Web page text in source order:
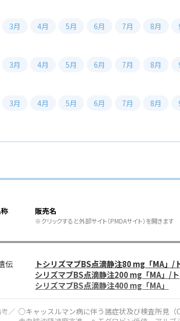
3月 4月 5月 6月 7月 8月
3月 4月 5月 6月 7月 8月
3月 4月 5月 6月 7月 8月
販売名
※クリックすると外部サイト（PMDAサイト）を開きます
伝
トシリズマブBS点滴静注80 mg「MA」/
シリズマブBS点滴静注200 mg「MA」/ト
シリズマブBS点滴静注400 mg「MA」
／ ○キャッスルマン病に伴う諸症状及び検査所見（